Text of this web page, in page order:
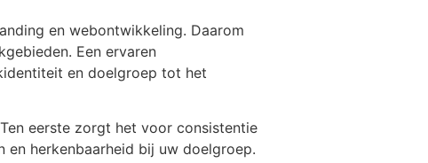
en webontwikkeling. Daarom
Een ervaren
en doelgroep tot het
eerste zorgt het voor consistentie
herkenbaarheid bij uw doelgroep.